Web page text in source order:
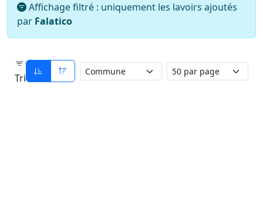
Affichage filtré : uniquement les lavoirs ajoutés
par Falatico
Tri